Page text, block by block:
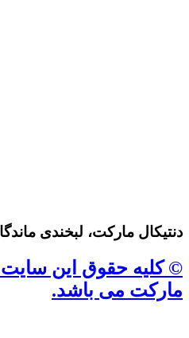
دنتیکال مارکت، لبخندی
© کلیه حقوق این سایت
مارکت می باشد.